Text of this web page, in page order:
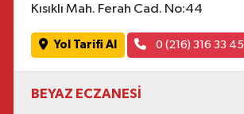
Kısıklı Mah. Ferah Cad. No:44
Yol Tarifi Al 0 (216) 316 33 45
BEYAZ ECZANESİ